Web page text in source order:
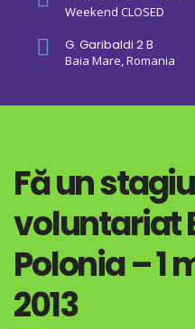
Weekend CLOSED
G. Garibaldi 2 B
Baia Mare, Romania
Fă un
voluntariat
Polonia – 1
2013